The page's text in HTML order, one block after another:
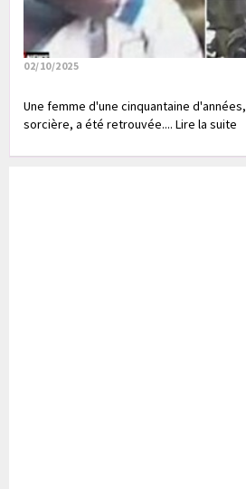
02/10/2025
Une femme d'une cinquantaine
sorcière, a été retrouvée.... Lire la suite